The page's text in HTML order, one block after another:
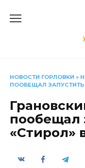
НОВОСТИ ГОРЛОВКИ »
ПООБЕЩАЛ ЗАПУСТИТЬ
пообещал
«Стирол»